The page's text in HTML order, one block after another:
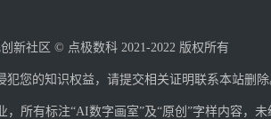
新社区 © 点极数科 2021-2022 版权所有
您的知识权益，请提交相关证明联系本站删除
所有标注“AI数字画室”及“原创”字样内容，未